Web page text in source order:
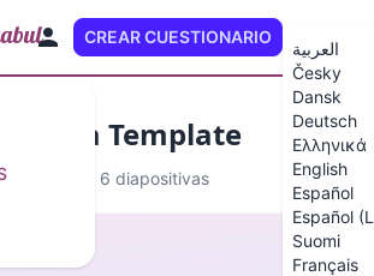
CREAR CUESTIONARIO
العربية
Česky
Dansk
Deutsch
Ελληνικά
English
Español
Español
Suomi
Français
Trivia Template
6 diapositivas